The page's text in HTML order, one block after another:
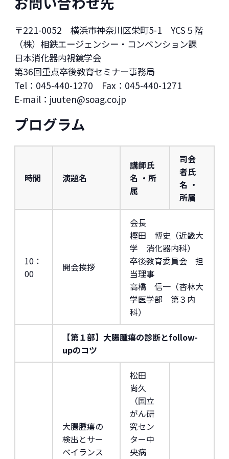
〒221-0052 横浜市神奈川区栄町5-1 YCS５階
（株）相鉄エージェンシー・コンベンション課
日本消化器内視鏡学会
第36回重点卒後教育セミナー事務局
Tel：045-440-1270 Fax：045-440-1271
E-mail：juuten@soag.co.jp
プログラム
時間 演題名
講師氏
名 ・所
属
司会
者氏
名 ・
所属
10：
00
開会挨拶
会長
樫田 博史（近畿大
学 消化器内科）
卒後教育委員会 担
当理事
高橋 信一（杏林大
学医学部 第３内
科）
【第１部】大腸腫瘍の診断とfollow-
upのコツ
大腸腫瘍の
検出とサー
ベイランス
松田
尚久
（国立
がん研
究セン
ター中
央病